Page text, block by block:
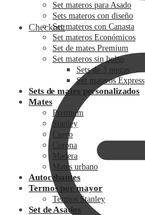
Checkout
Set materos para Asado
Sets materos con diseño
Set materos con Canasta
Set materos Económicos
Set de mates Premium
Set materos sin bolso
Sets de 3 piezas
Set materos Express
Sets de mates personalizados
Mates
Premium
Stanley
Cuero
Corona
Madera
Mates urbano
Autocebantes
Termos por mayor
Termos Stanley
Set de Asados